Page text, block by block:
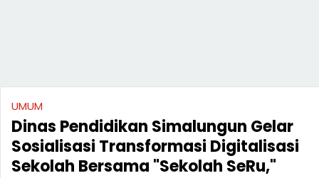
UMUM
Dinas Pendidikan Simalungun Gelar
Sosialisasi Transformasi Digitalisasi
Sekolah Bersama "Sekolah SeRu,"